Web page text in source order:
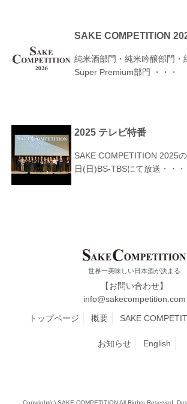
SAKE COMPETITION
純米酒部門・純米吟醸部門・
Super Premium部門 ・・・
2025 テレビ特番
SAKE COMPETITION 2025
日(日)BS-TBSにて放送・・・
世界一美味しい日本酒が決まる
【お問い合わせ】
info@sakecompetition.com
トップページ
概要 SAKE
お知らせ English
Copyright(c) SAKE COMPETITION All Rights Reserved.